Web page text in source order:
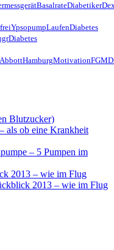
BasalrateDiabetiker
YpsopumpLaufenDiabetes
Diabetes
AbbottHamburgMotivationFGM
Blutzucker)
als ob eine Krankheit
– 5 Pumpen im
2013 – wie im Flug
2013 – wie im Flug